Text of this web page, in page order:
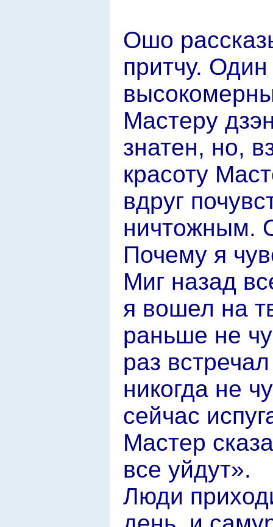
Ошо
притчу.
Мастеру
знатен, но,
красоту
вдруг
ничтожным.
Почему я
Миг назад
я вошел на
раньше не
раз
никогда не
сейчас
Мастер
все уйдут».
Люди